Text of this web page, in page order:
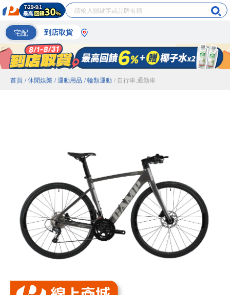
宅配 到店取貨
首頁 / 休閒娛樂 / 運動用品 / 輪類運動 / 自行車.通勤車